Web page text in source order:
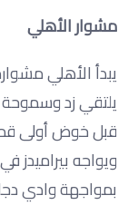
مشوار الأهلي
يبدأ الأهلي
يلتقي زد وسموحة
قبل خوض أولى
ويواجه بيراميدز
بمواجهة وادي